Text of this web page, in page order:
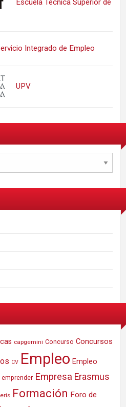
Escuela Técnica Superior de
Integrado de Empleo
UPV
capgemini Concurso Concursos
CV Empleo Empleo
emprender Empresa Erasmus
Formación Foro de